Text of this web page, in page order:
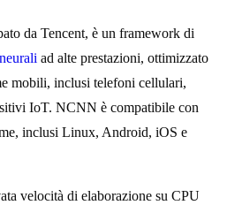
da Tencent, è un framework di
ad alte prestazioni, ottimizzato
mobili, inclusi telefoni cellulari,
IoT. NCNN è compatibile con
inclusi Linux, Android, iOS e
velocità di elaborazione su CPU